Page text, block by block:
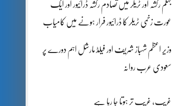
جہلم رکشہ اور ٹریلر میں تصادم رکشہ ڈرائیور اور ایک
عورت زخمی ٹریلر کا ڈرائیور فرار ہونے میں کامیاب
وزیر اعظم شہباز شریف اور فیلڈ مارشل اہم دورے پر
سعودی عرب روانہ
غریب، غریب تر ہوتا جا رہا ہے